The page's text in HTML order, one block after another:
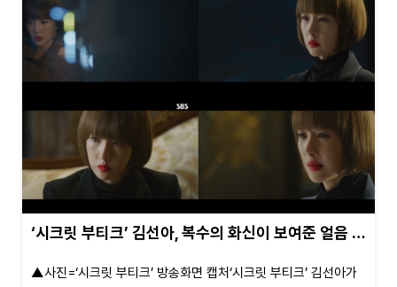
‘시크릿 부티크’ 김선아, 복수의 화신이 보여준 얼음 …
▲사진=‘시크릿 부티크’ 방송화면 캡처‘시크릿 부티크’ 김선아가